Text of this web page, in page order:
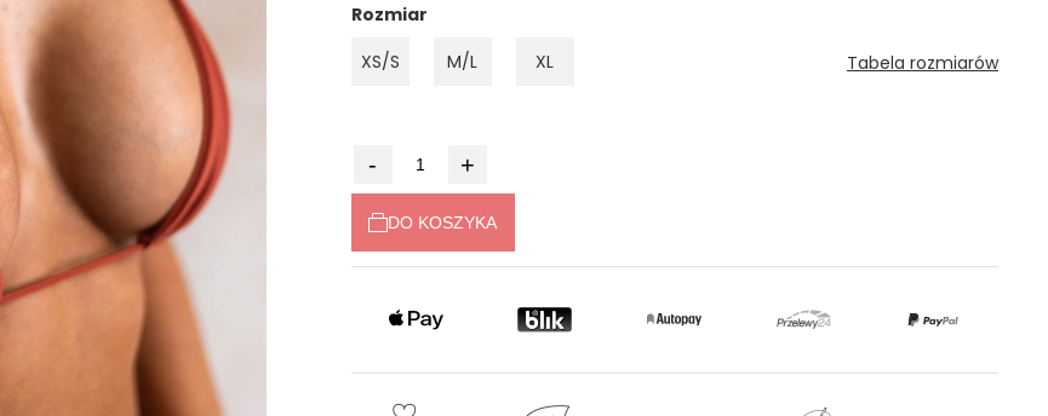
Rozmiar
XS/S
M/L XL Tabela rozmiarów
- +
DO KOSZYKA